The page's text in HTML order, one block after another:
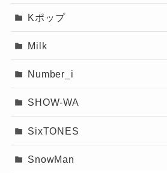
Kポップ
Milk
Number_i
SHOW-WA
SixTONES
SnowMan